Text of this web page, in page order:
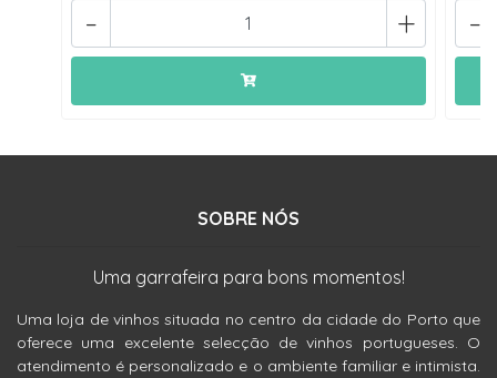
+
- -
SOBRE NÓS
Uma garrafeira para bons momentos!
Uma loja de vinhos situada no centro da cidade do Porto que
oferece uma excelente selecção de vinhos portugueses. O
atendimento é personalizado e o ambiente familiar e intimista.